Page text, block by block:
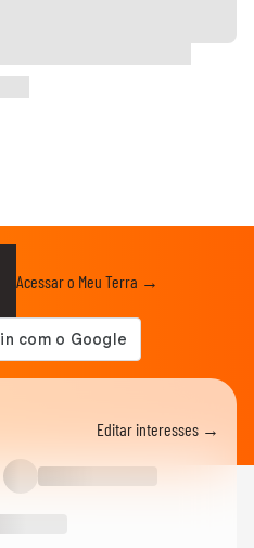
Acessar o Meu Terra →
Editar interesses →